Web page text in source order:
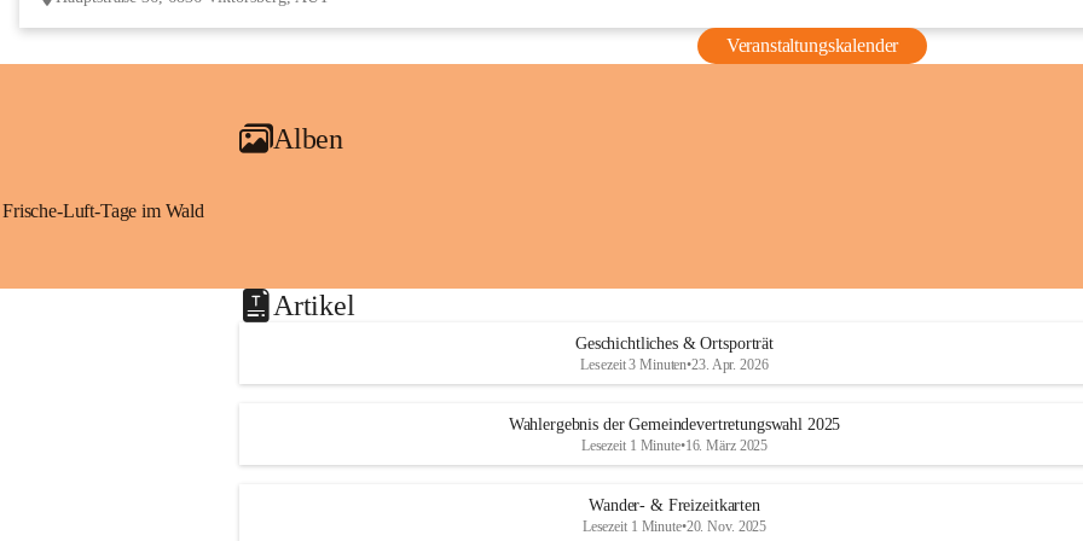
Veranstaltungskalender
Alben
Frische-Luft-Tage im Wald
Artikel
Geschichtliches & Ortsporträt
Lesezeit 3 Minuten•23. Apr. 2026
Wahlergebnis der Gemeindevertretungswahl 2025
Lesezeit 1 Minute•16. März 2025
Wander- & Freizeitkarten
Lesezeit 1 Minute•20. Nov. 2025